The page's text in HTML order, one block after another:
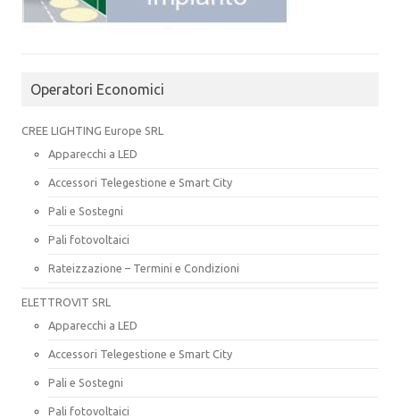
Operatori Economici
CREE LIGHTING Europe SRL
Apparecchi a LED
Accessori Telegestione e Smart City
Pali e Sostegni
Pali fotovoltaici
Rateizzazione – Termini e Condizioni
ELETTROVIT SRL
Apparecchi a LED
Accessori Telegestione e Smart City
Pali e Sostegni
Pali fotovoltaici